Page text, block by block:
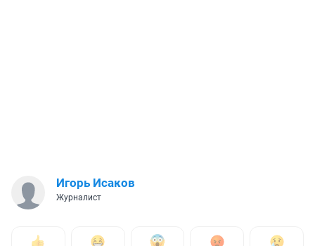
Игорь Исаков
Журналист